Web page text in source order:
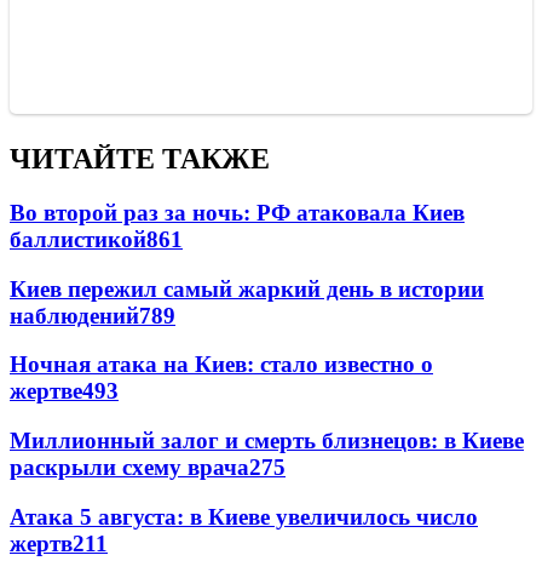
ЧИТАЙТЕ ТАКЖЕ
Во второй раз за ночь: РФ атаковала Киев
баллистикой861
Киев пережил самый жаркий день в истории
наблюдений789
Ночная атака на Киев: стало известно о
жертве493
Миллионный залог и смерть близнецов: в Киеве
раскрыли схему врача275
Атака 5 августа: в Киеве увеличилось число
жертв211